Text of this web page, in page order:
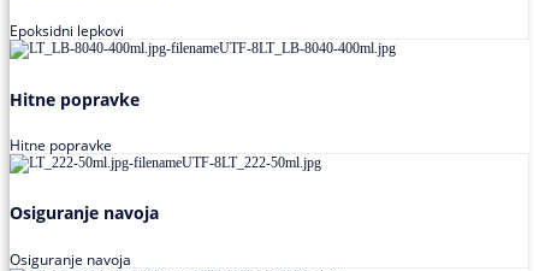
Epoksidni lepkovi
Hitne popravke
Hitne popravke
Osiguranje navoja
Osiguranje navoja